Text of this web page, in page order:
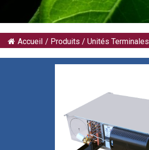
Accueil / Produits / Unités Terminales